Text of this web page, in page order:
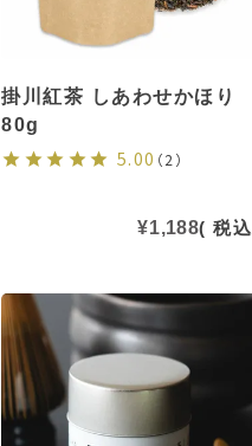
掛川紅茶 しあわせかほり
80g
5.00 （2）
¥1,188 税込